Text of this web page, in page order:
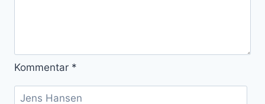
Kommentar *